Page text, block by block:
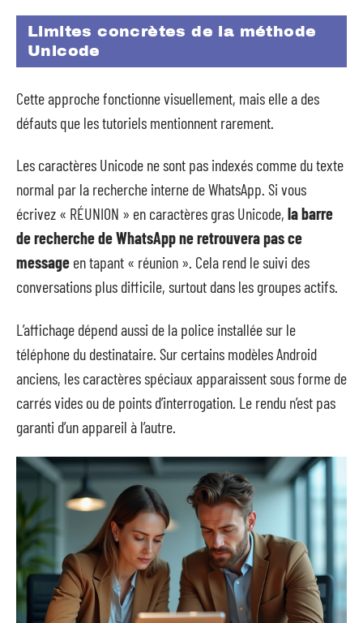
Limites concrètes de la méthode
Unicode
Cette approche fonctionne visuellement, mais elle a des
défauts que les tutoriels mentionnent rarement.
Les caractères Unicode ne sont pas indexés comme du texte
normal par la recherche interne de WhatsApp. Si vous
écrivez « RÉUNION » en caractères gras Unicode, la barre
de recherche de WhatsApp ne retrouvera pas ce
message en tapant « réunion ». Cela rend le suivi des
conversations plus difficile, surtout dans les groupes actifs.
L’affichage dépend aussi de la police installée sur le
téléphone du destinataire. Sur certains modèles Android
anciens, les caractères spéciaux apparaissent sous forme de
carrés vides ou de points d’interrogation. Le rendu n’est pas
garanti d’un appareil à l’autre.